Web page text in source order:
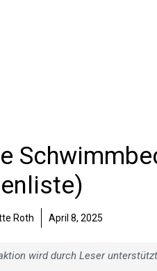
Roth April 8, 2025
wird durch Leser